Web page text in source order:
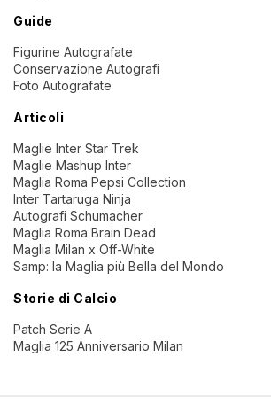
Guide
Figurine Autografate
Conservazione Autografi
Foto Autografate
Articoli
Maglie Inter Star Trek
Maglie Mashup Inter
Maglia Roma Pepsi Collection
Inter Tartaruga Ninja
Autografi Schumacher
Maglia Roma Brain Dead
Maglia Milan x Off-White
Samp: la Maglia più Bella del Mondo
Storie di Calcio
Patch Serie A
Maglia 125 Anniversario Milan